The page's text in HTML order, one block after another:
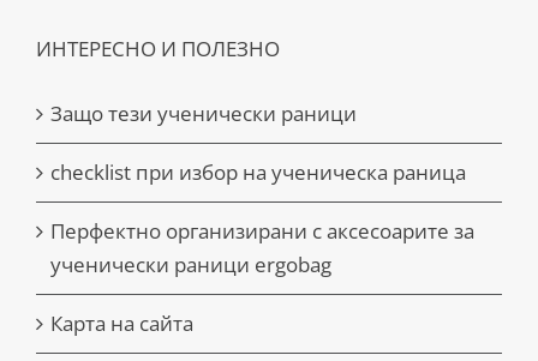
ИНТЕРЕСНО И ПОЛЕЗНО
Защо тези ученически раници
checklist при избор на ученическа раница
Перфектно организирани с аксесоарите за
ученически раници ergobag
Карта на сайта